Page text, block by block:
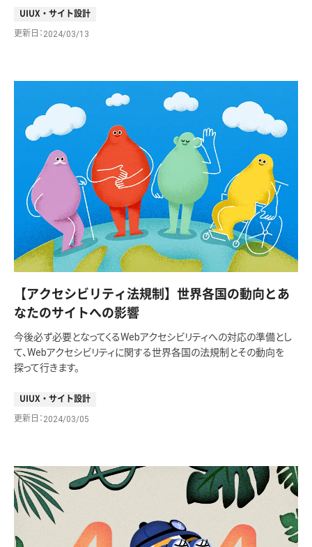
UIUX・サイト設計
更新日 2024/03/13
【アクセシビリティ法規制】世界各国の動向とあ
なたのサイトへの影響
今後必ず必要となってくるWebアクセシビリティへの対応の準備とし
て、Webアクセシビリティに関する世界各国の法規制とその動向を
探って行きます。
UIUX・サイト設計
更新日 2024/03/05